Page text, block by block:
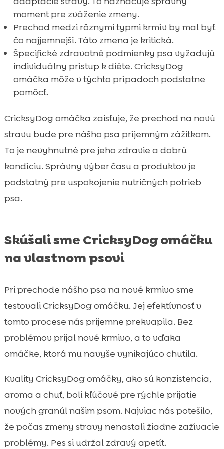
moment pre zváženie zmeny.
Prechod medzi rôznymi typmi krmív by mal byť
čo najjemnejší. Táto zmena je kritická.
Špecifické zdravotné podmienky psa vyžadujú
individuálny prístup k diéte. CricksyDog
omáčka môže v týchto prípadoch podstatne
pomôcť.
CricksyDog omáčka zaisťuje, že prechod na novú
stravu bude pre nášho psa príjemným zážitkom.
To je nevyhnutné pre jeho zdravie a dobrú
kondíciu. Správny výber času a produktov je
podstatný pre uspokojenie nutričných potrieb
psa.
Skúšali sme CricksyDog omáčku
na vlastnom psovi
Pri prechode nášho psa na nové krmivo sme
testovali CricksyDog omáčku. Jej efektívnosť v
tomto procese nás prijemne prekvapila. Bez
problémov prijal nové krmivo, a to vďaka
omáčke, ktorá mu navyše vynikajúco chutila.
Kvality CricksyDog omáčky, ako sú konzistencia,
aroma a chuť, boli kľúčové pre rýchle prijatie
nových granúl našim psom. Najviac nás potešilo,
že počas zmeny stravy nenastali žiadne zažívacie
problémy. Pes si udržal zdravý apetít.